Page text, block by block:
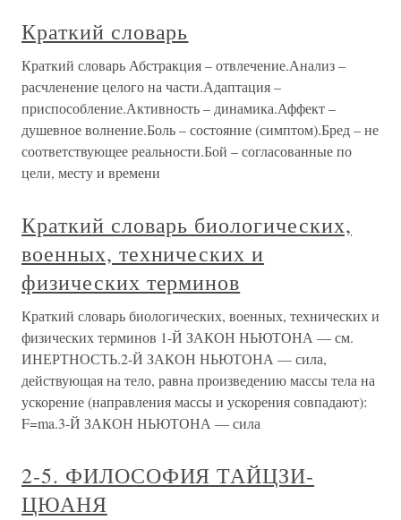
Краткий словарь
Краткий словарь Абстракция – отвлечение.Анализ –
расчленение целого на части.Адаптация –
приспособление.Активность – динамика.Аффект –
душевное волнение.Боль – состояние (симптом).Бред – не
соответствующее реальности.Бой – согласованные по
цели, месту и времени
Краткий словарь биологических,
военных, технических и
физических терминов
Краткий словарь биологических, военных, технических и
физических терминов 1-Й ЗАКОН НЬЮТОНА — см.
ИНЕРТНОСТЬ.2-Й ЗАКОН НЬЮТОНА — сила,
действующая на тело, равна произведению массы тела на
ускорение (направления массы и ускорения совпадают):
F=ma.3-Й ЗАКОН НЬЮТОНА — сила
2-5. ФИЛОСОФИЯ ТАЙЦЗИ-
ЦЮАНЯ